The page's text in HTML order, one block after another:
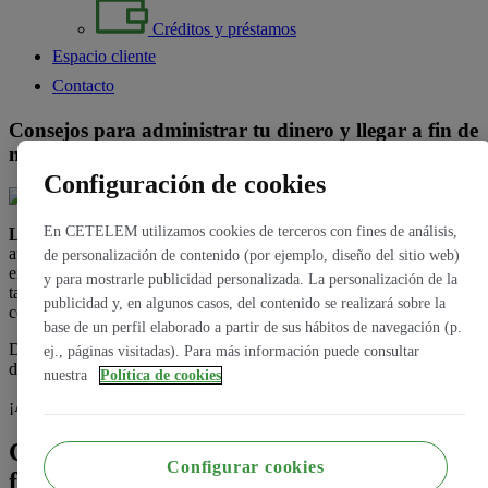
Créditos y préstamos
Espacio cliente
Contacto
Consejos para administrar tu dinero y llegar a fin de
mes
Llegar a fin de mesy no morir en el intento, puede ser una
auténtica aventura para la mayoría de las personas. Según los
expertos, no solo consiste en ganar más o menos dinero, sino
también en saber cómo organizarse debidamente para poder
conseguirlo.
Desde Cetelem queremos ofrecerte unos cuantos consejos que, sin
duda, te serán de gran ayuda.
¡Adelante, sigue leyendo!
Cómo administrar el dinero para llegar a
fin de mes
Configuración de cookies
En CETELEM utilizamos cookies de terceros con fines de análisis,
de personalización de contenido (por ejemplo, diseño del sitio web)
y para mostrarle publicidad personalizada. La personalización de la
publicidad y, en algunos casos, del contenido se realizará sobre la
base de un perfil elaborado a partir de sus hábitos de navegación (p.
ej., páginas visitadas). Para más información puede consultar
nuestra
Política de cookies
Configurar cookies